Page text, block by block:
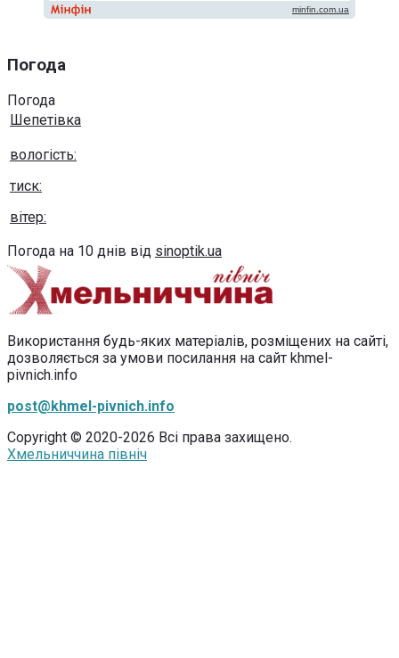
Погода
Погода
Шепетівка
вологість:
тиск:
вітер:
Погода на 10 днів від sinoptik.ua
Використання будь-яких матеріалів, розміщених на сайті,
дозволяється за умови посилання на сайт khmel-
pivnich.info
post@khmel-pivnich.info
Copyright © 2020-2026 Всі права захищено.
Хмельниччина північ